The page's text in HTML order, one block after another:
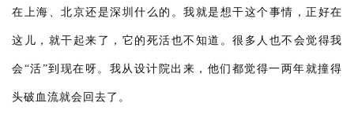
在上海、北京还是深圳什么的。我就是想干这个事情，正好在
这儿，就干起来了，它的死活也不知道。很多人也不会觉得我
会“活”到现在呀。我从设计院出来，他们都觉得一两年就撞得
头破血流就会回去了。